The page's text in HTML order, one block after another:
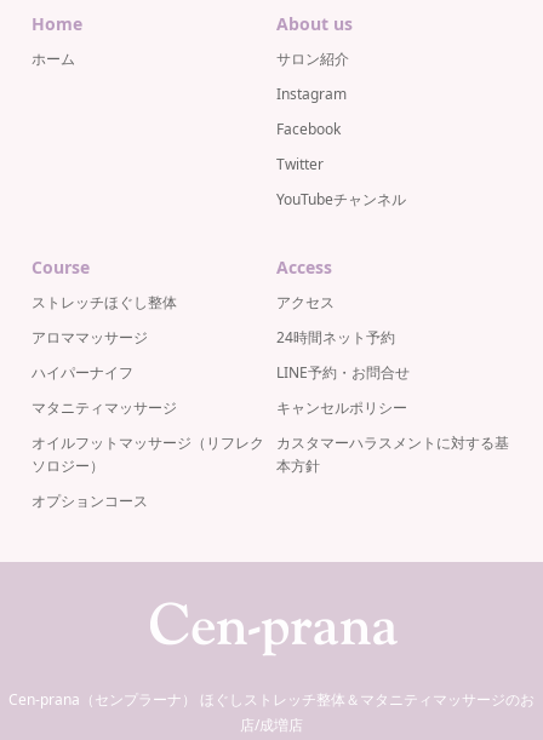
Home
ホーム
About us
サロン紹介
Instagram
Facebook
Twitter
YouTubeチャンネル
Course
ストレッチほぐし整体
アロママッサージ
ハイパーナイフ
マタニティマッサージ
オイルフットマッサージ（リフレク
ソロジー）
オプションコース
Access
アクセス
24時間ネット予約
LINE予約・お問合せ
キャンセルポリシー
カスタマーハラスメントに対する基
本方針
Cen-prana（センプラーナ） ほぐしストレッチ整体＆マタニティマッサージのお
店/成増店